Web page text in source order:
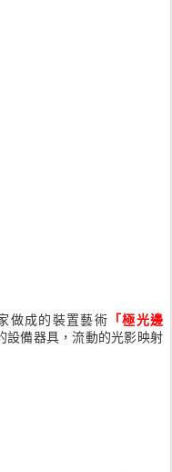
做成的裝置藝術 「極光邊
設備器具，流動的光影映射